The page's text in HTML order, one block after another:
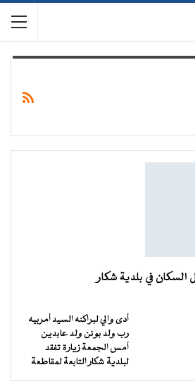
السكان في بلدية شكار
أدى والي لبراكنه السيد أمربيه
رب ولد بونن ولد عابدين
أمس الجمعة زيارة تفقد
لبلدية شكار التابعة لمقاطعة